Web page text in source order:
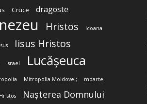
Cruce dragoste
Hristos Icoana
Iisus Hristos
Israel Lucășeuca
Mitropolia Moldovei; moarte
Nașterea Domnului